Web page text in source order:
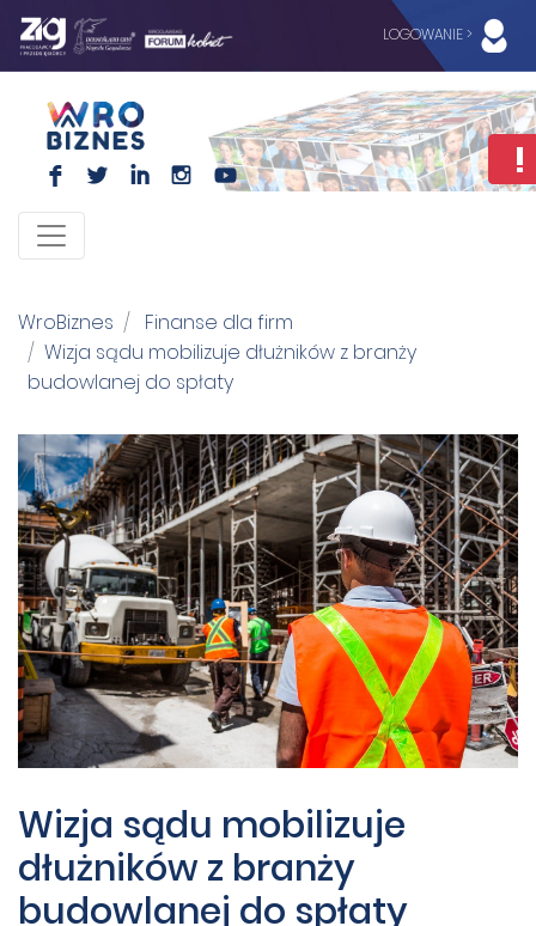
LOGOWANIE >
F L I I
WroBiznes
Finanse dla firm
Wizja sądu mobilizuje dłużników z branży
budowlanej do spłaty
Wizja sądu mobilizuje
dłużników z branży
budowlanej do spłaty